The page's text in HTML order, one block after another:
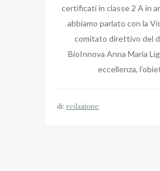
certificati in classe 2 A in
abbiamo parlato con la
comitato direttivo del
BioInnova Anna Maria
eccellenza,
di: redazione